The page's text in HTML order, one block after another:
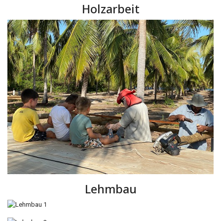
Holzarbeit
Lehmbau